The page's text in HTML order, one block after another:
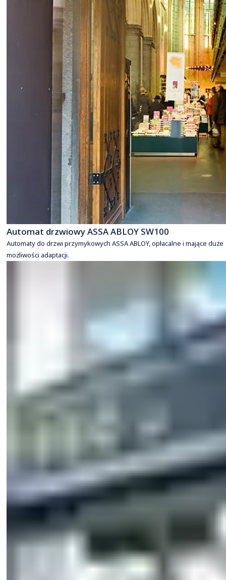
Automat drzwiowy ASSA ABLOY SW100
Automaty do drzwi przymykowych ASSA ABLOY, opłacalne i mające duże
możliwości adaptacji.